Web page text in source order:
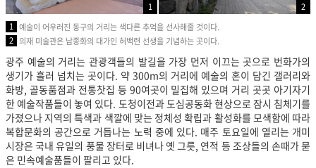
1
2
1 예술이 어우러진 동구의 거리는 색다른 추억을 선사해줄 것이다.
2 의재 미술관은 남종화의 대가인 허백련 선생을 기념하는 곳이다.
광주 예술의 거리는 관광객들의 발길을 가장 먼저 이끄는 곳으로 번화가의
생기가 흘러 넘치는 곳이다. 약 300m의 거리에 예술의 혼이 담긴 갤러리와
화방, 골동품점과 전통찻집 등 90여곳이 밀집해 있으며 거리 곳곳 아기자기
한 예술작품들이 놓여 있다. 도청이전과 도심공동화 현상으로 잠시 침체기를
가졌으나 지역의 특색과 색깔에 맞는 정체성 확립과 활성화를 모색함에 따라
복합문화의 공간으로 거듭나는 노력 중에 있다. 매주 토요일에 열리는 개미
시장은 국내 유일의 풍물 장터로 비녀나 옛 그릇, 연적 등 조상들의 손때가 묻
은 민속예술품들이 팔리고 있다.